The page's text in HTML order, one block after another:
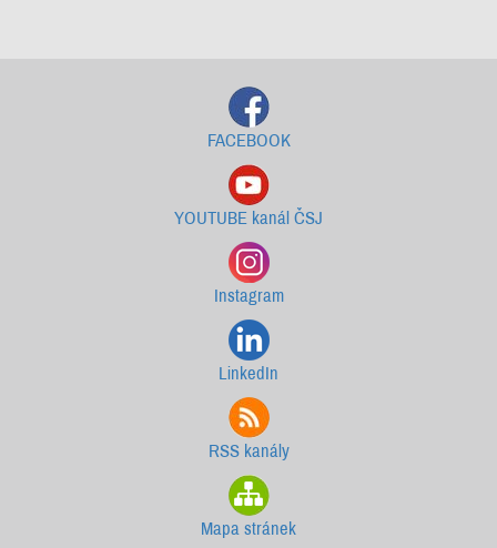
FACEBOOK
YOUTUBE kanál ČSJ
Instagram
LinkedIn
RSS kanály
Mapa stránek